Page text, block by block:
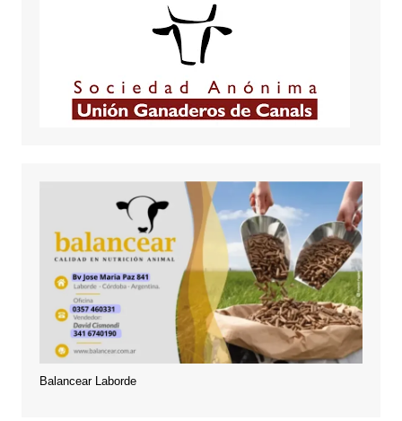
Balancear Laborde